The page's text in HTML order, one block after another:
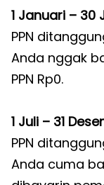
1 Januari – 30
PPN
Anda nggak
PPN Rp0.
1 Juli – 31
PPN
Anda cuma